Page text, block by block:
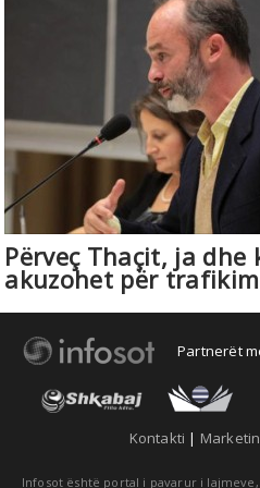
Përveç Thaçit, ja
akuzohet për
Partnerët
Kontakti |
Infosot është portal i pavarur i